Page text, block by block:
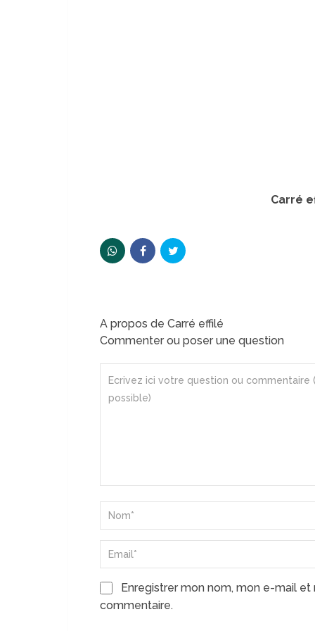
Carré
A propos de Carré effilé
Commenter ou poser une question
Enregistrer mon nom, mon e-mail
commentaire.